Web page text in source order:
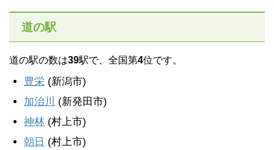
道の駅
道の駅の数は39駅で、全国第4位です。
豊栄 (新潟市)
加治川
(新発田市)
神林 (村上市)
朝日 (村上市)